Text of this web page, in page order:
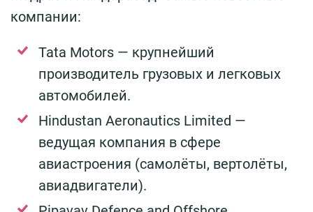
компании:
Tata Motors — крупнейший
производитель грузовых и легковых
автомобилей.
Hindustan Aeronautics Limited —
ведущая компания в сфере
авиастроения (самолёты, вертолёты,
авиадвигатели).